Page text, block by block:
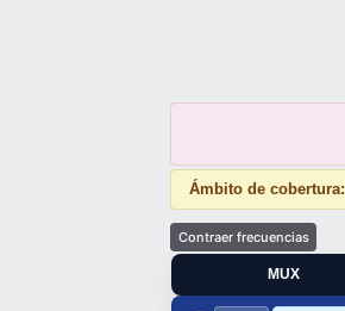
Ámbito de cobertura:
MUX